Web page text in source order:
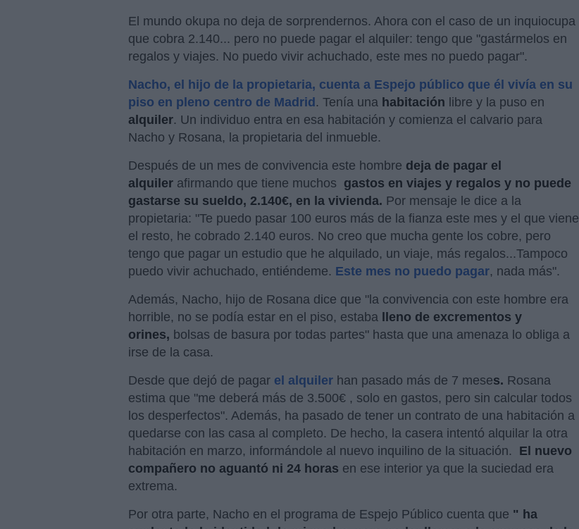
El mundo okupa no deja de sorprendernos. Ahora con el caso de un inquiocupa
que cobra 2.140... pero no puede pagar el alquiler: tengo que "gastármelos en
regalos y viajes. No puedo vivir achuchado, este mes no puedo pagar".
Nacho, el hijo de la propietaria, cuenta a Espejo público que él vivía en su
piso en pleno centro de Madrid . Tenía una habitación libre y la puso en
alquiler. Un individuo entra en esa habitación y comienza el calvario para
Nacho y Rosana, la propietaria del inmueble.
Después de un mes de convivencia este hombre deja de pagar el
alquiler afirmando que tiene muchos gastos en viajes y regalos y no puede
gastarse su sueldo, 2.140€, en la vivienda. Por mensaje le dice a la
propietaria: "Te puedo pasar 100 euros más de la fianza este mes y el que viene
el resto, he cobrado 2.140 euros. No creo que mucha gente los cobre, pero
tengo que pagar un estudio que he alquilado, un viaje, más regalos...Tampoco
puedo vivir achuchado, entiéndeme. Este mes no puedo pagar, nada más".
Además, Nacho, hijo de Rosana dice que "la convivencia con este hombre era
horrible, no se podía estar en el piso, estaba
lleno de excrementos y
orines, bolsas de basura por todas partes" hasta que una amenaza lo obliga a
irse de la casa.
Desde que dejó de pagar el alquiler han pasado más de 7 meses. Rosana
estima que "me deberá más de 3.500€ , solo en gastos, pero sin calcular todos
los desperfectos". Además, ha pasado de tener un contrato de una habitación a
quedarse con las casa al completo. De hecho, la casera intentó alquilar la otra
habitación en marzo, informándole al nuevo inquilino de la situación.
El nuevo
compañero no aguantó ni 24 horas en ese interior ya que la suciedad era
extrema.
Por otra parte, Nacho en el programa de Espejo Público cuenta que " ha